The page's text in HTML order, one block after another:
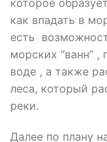
как впадать в
есть
морских “ванн” ,
воде , а также
леса, который
реки.
Далее по плану